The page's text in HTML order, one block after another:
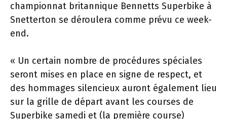
championnat britannique Bennetts Superbike à
Snetterton se déroulera comme prévu ce week-
end.
« Un certain nombre de procédures spéciales
seront mises en place en signe de respect, et
des hommages silencieux auront également lieu
sur la grille de départ avant les courses de
Superbike samedi et (la première course)